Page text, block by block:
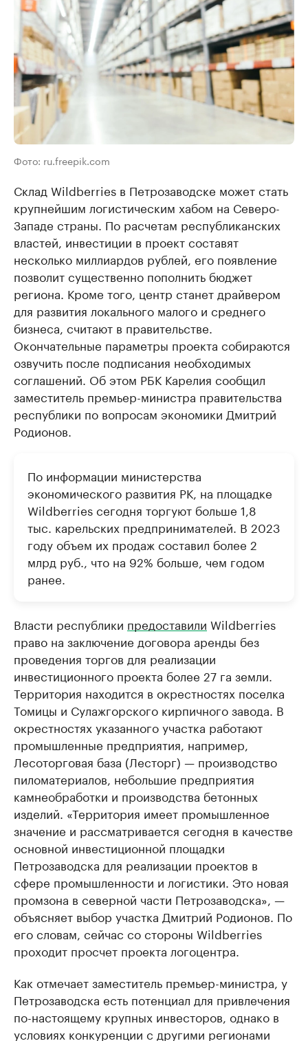
Фото: ru.freepik.com
Склад Wildberries в Петрозаводске может стать
крупнейшим логистическим хабом на Северо-
Западе страны. По расчетам республиканских
властей, инвестиции в проект составят
несколько миллиардов рублей, его появление
позволит существенно пополнить бюджет
региона. Кроме того, центр станет драйвером
для развития локального малого и среднего
бизнеса, считают в правительстве.
Окончательные параметры проекта собираются
озвучить после подписания необходимых
соглашений. Об этом РБК Карелия сообщил
заместитель премьер-министра правительства
республики по вопросам экономики Дмитрий
Родионов.
По информации министерства
экономического развития РК, на площадке
Wildberries сегодня торгуют больше 1,8
тыс. карельских предпринимателей. В 2023
году объем их продаж составил более 2
млрд руб., что на 92% больше, чем годом
ранее.
Власти республики предоставили Wildberries
право на заключение договора аренды без
проведения торгов для реализации
инвестиционного проекта более 27 га земли.
Территория находится в окрестностях поселка
Томицы и Сулажгорского кирпичного завода. В
окрестностях указанного участка работают
промышленные предприятия, например,
Лесоторговая база (Лесторг) — производство
пиломатериалов, небольшие предприятия
камнеобработки и производства бетонных
изделий. «Территория имеет промышленное
значение и рассматривается сегодня в качестве
основной инвестиционной площадки
Петрозаводска для реализации проектов в
сфере промышленности и логистики. Это новая
промзона в северной части Петрозаводска», —
объясняет выбор участка Дмитрий Родионов. По
его словам, сейчас со стороны Wildberries
проходит просчет проекта логоцентра.
Как отмечает заместитель премьер-министра, у
Петрозаводска есть потенциал для привлечения
по-настоящему крупных инвесторов, однако в
условиях конкуренции с другими регионами